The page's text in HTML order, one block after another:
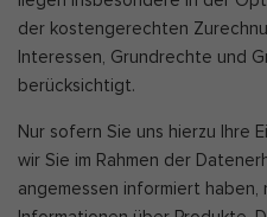
der kostengerechten
Interessen, Grundrechte und
berücksichtigt.
Nur sofern Sie uns hierzu Ihre
wir Sie im Rahmen der
angemessen informiert haben,